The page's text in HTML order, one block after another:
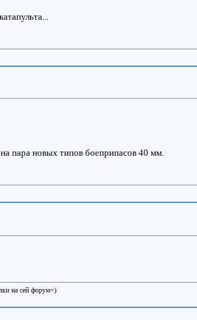
пара новых типов боеприпасов 40 мм.
на сей форум=)